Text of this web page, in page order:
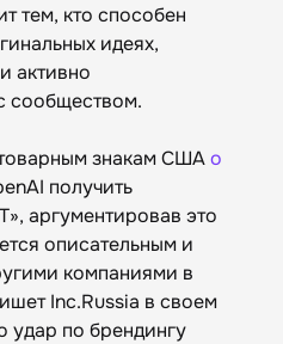
тем, кто способен
идеях,
активно
сообществом.
знакам СШАо
получить
аргументировав это
описательным и
компаниями в
Inc.Russia в своем
удар по брендингу